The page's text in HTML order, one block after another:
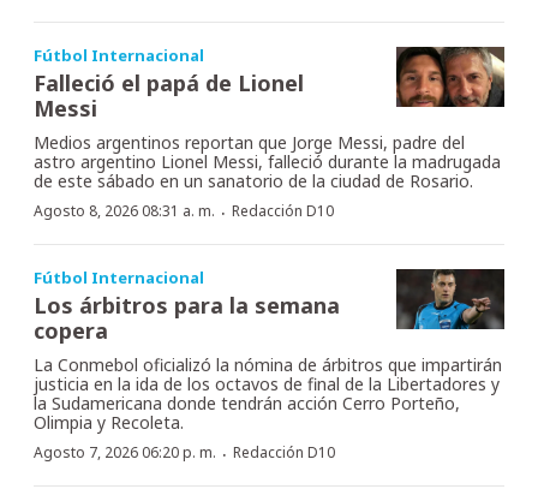
Fútbol Internacional
Falleció el papá de Lionel
Messi
Medios argentinos reportan que Jorge Messi, padre del
astro argentino Lionel Messi, falleció durante la madrugada
de este sábado en un sanatorio de la ciudad de Rosario.
Agosto 8, 2026 08:31 a. m. · Redacción D10
Fútbol Internacional
Los árbitros para la semana
copera
La Conmebol oficializó la nómina de árbitros que impartirán
justicia en la ida de los octavos de final de la Libertadores y
la Sudamericana donde tendrán acción Cerro Porteño,
Olimpia y Recoleta.
Agosto 7, 2026 06:20 p. m. · Redacción D10